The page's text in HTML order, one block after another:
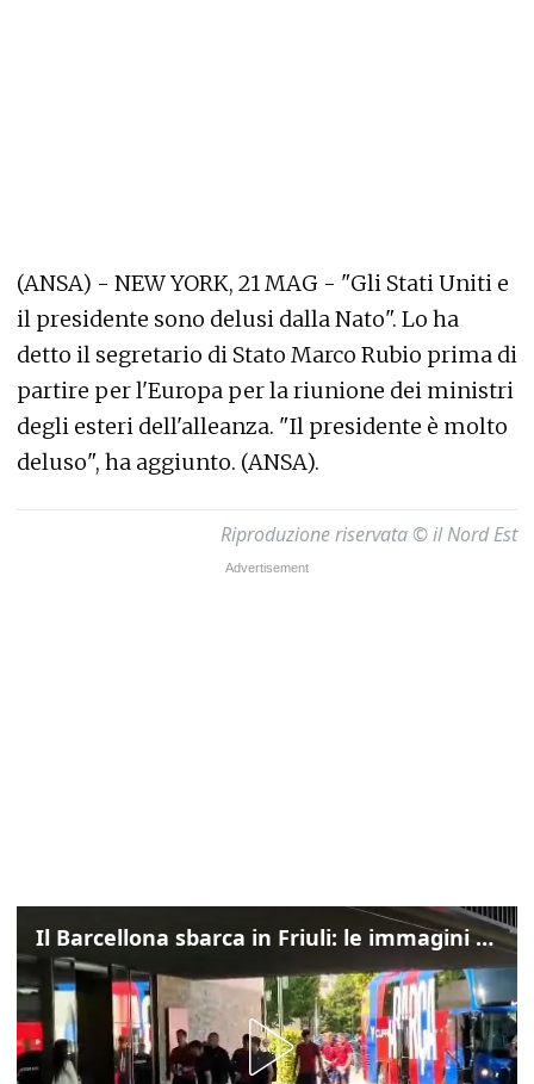
(ANSA) - NEW YORK, 21 MAG - "Gli Stati Uniti e
il presidente sono delusi dalla Nato". Lo ha
detto il segretario di Stato Marco Rubio prima di
partire per l'Europa per la riunione dei ministri
degli esteri dell'alleanza. "Il presidente è molto
deluso", ha aggiunto. (ANSA).
Riproduzione riservata © il Nord Est
Il Barcellona sbarca in Friuli: le immagini dell'arrivo in albergo